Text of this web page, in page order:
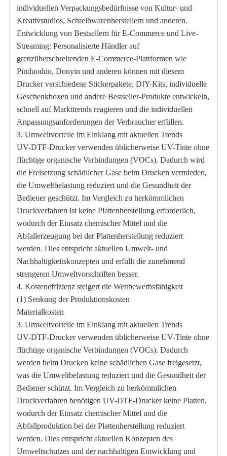
individuellen Verpackungsbedürfnisse von Kultur- und
Kreativstudios, Schreibwarenherstellern und anderen.
Entwicklung von Bestsellern für E-Commerce und Live-
Streaming: Personalisierte Händler auf
grenzüberschreitenden E-Commerce-Plattformen wie
Pinduoduo, Douyin und anderen können mit diesem
Drucker verschiedene Stickerpakete, DIY-Kits, individuelle
Geschenkboxen und andere Bestseller-Produkte entwickeln,
schnell auf Markttrends reagieren und die individuellen
Anpassungsanforderungen der Verbraucher erfüllen.
3. Umweltvorteile im Einklang mit aktuellen Trends
UV-DTF-Drucker verwenden üblicherweise UV-Tinte ohne
flüchtige organische Verbindungen (VOCs). Dadurch wird
die Freisetzung schädlicher Gase beim Drucken vermieden,
die Umweltbelastung reduziert und die Gesundheit der
Bediener geschützt. Im Vergleich zu herkömmlichen
Druckverfahren ist keine Plattenherstellung erforderlich,
wodurch der Einsatz chemischer Mittel und die
Abfallerzeugung bei der Plattenherstellung reduziert
werden. Dies entspricht aktuellen Umwelt- und
Nachhaltigkeitskonzepten und erfüllt die zunehmend
strengeren Umweltvorschriften besser.
4. Kosteneffizienz steigert die Wettbewerbsfähigkeit
(1) Senkung der Produktionskosten
Materialkosten
3. Umweltvorteile im Einklang mit aktuellen Trends
UV-DTF-Drucker verwenden üblicherweise UV-Tinte ohne
flüchtige organische Verbindungen (VOCs). Dadurch
werden beim Drucken keine schädlichen Gase freigesetzt,
was die Umweltbelastung reduziert und die Gesundheit der
Bediener schützt. Im Vergleich zu herkömmlichen
Druckverfahren benötigen UV-DTF-Drucker keine Platten,
wodurch der Einsatz chemischer Mittel und die
Abfallproduktion bei der Plattenherstellung reduziert
werden. Dies entspricht aktuellen Konzepten des
Umweltschutzes und der nachhaltigen Entwicklung und